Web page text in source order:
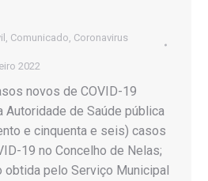
Comunicado Coronavirus
2022
novos de COVID-19
Autoridade de Saúde pública
e cinquenta e seis) casos
19 no Concelho de Nelas;
obtida pelo Serviço Municipal